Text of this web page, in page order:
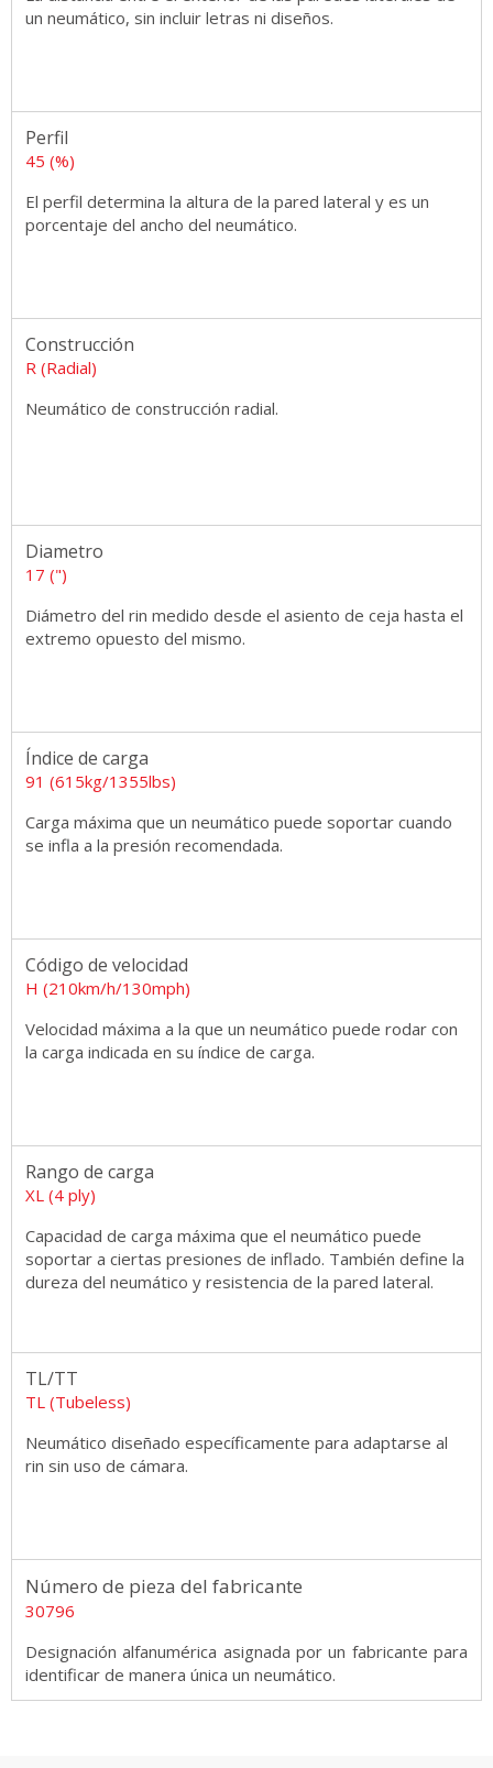
un neumático, sin incluir letras ni diseños.
Perfil
45 (%)
El perfil determina la altura de la pared lateral y es un
porcentaje del ancho del neumático.
Construcción
R (Radial)
Neumático de construcción radial.
Diametro
17 (")
Diámetro del rin medido desde el asiento de ceja hasta el
extremo opuesto del mismo.
Índice de carga
91 (615kg/1355lbs)
Carga máxima que un neumático puede soportar cuando
se infla a la presión recomendada.
Código de velocidad
H (210km/h/130mph)
Velocidad máxima a la que un neumático puede rodar con
la carga indicada en su índice de carga.
Rango de carga
XL (4 ply)
Capacidad de carga máxima que el neumático puede
soportar a ciertas presiones de inflado. También define la
dureza del neumático y resistencia de la pared lateral.
TL/TT
TL (Tubeless)
Neumático diseñado específicamente para adaptarse al
rin sin uso de cámara.
Número de pieza del fabricante
30796
Designación alfanumérica asignada por un fabricante para
identificar de manera única un neumático.